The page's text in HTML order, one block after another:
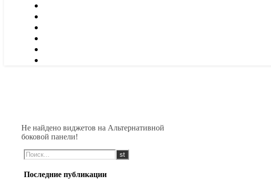
Не найдено виджетов на Альтернативной
боковой панели!
Последние публикации